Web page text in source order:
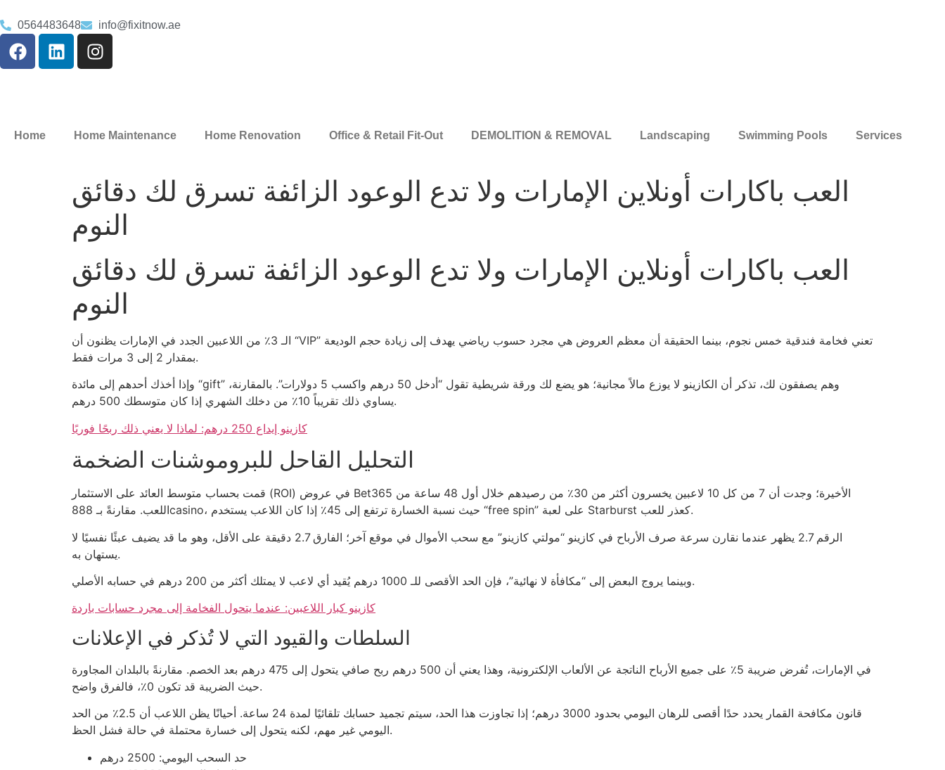
0564483648 info@fixitnow.ae
Home Home Maintenance Home Renovation Office & Retail Fit-Out DEMOLITION & REMOVAL Landscaping Swimming Pools Services
العب باكارات أونلاين الإمارات ولا تدع الوعود الزائفة تسرق لك دقائق
النوم
العب باكارات أونلاين الإمارات ولا تدع الوعود الزائفة تسرق لك دقائق
النوم
الـ 3٪ من اللاعبين الجدد في الإمارات يظنون أن “VIP” تعني فخامة فندقية خمس نجوم، بينما الحقيقة أن معظم العروض هي مجرد حسوب رياضي يهدف إلى زيادة حجم الوديعة
بمقدار 2 إلى 3 مرات فقط.
وإذا أخذك أحدهم إلى مائدة “gift” وهم يصفقون لك، تذكر أن الكازينو لا يوزع مالاً مجانية؛ هو يضع لك ورقة شريطية تقول “أدخل 50 درهم واكسب 5 دولارات”. بالمقارنة،
يساوي ذلك تقريباً 10٪ من دخلك الشهري إذا كان متوسطك 500 درهم.
كازينو إيداع 250 درهم: لماذا لا يعني ذلك ربحًا فوريًا
التحليل القاحل للبروموشنات الضخمة
قمت بحساب متوسط العائد على الاستثمار (ROI) في عروض Bet365 الأخيرة؛ وجدت أن 7 من كل 10 لاعبين يخسرون أكثر من 30٪ من رصيدهم خلال أول 48 ساعة من
اللعب. مقارنةً بـ 888casino، حيث نسبة الخسارة ترتفع إلى 45٪ إذا كان اللاعب يستخدم “free spin” على لعبة Starburst كعذر للعب.
الرقم 2.7 يظهر عندما نقارن سرعة صرف الأرباح في كازينو “مولتي كازينو” مع سحب الأموال في موقع آخر؛ الفارق 2.7 دقيقة على الأقل، وهو ما قد يضيف عبئًا نفسيًا لا
يستهان به.
وبينما يروج البعض إلى “مكافأة لا نهائية”، فإن الحد الأقصى للـ 1000 درهم يُقيد أي لاعب لا يمتلك أكثر من 200 درهم في حسابه الأصلي.
كازينو كبار اللاعبين: عندما يتحول الفخامة إلى مجرد حسابات باردة
السلطات والقيود التي لا تُذكر في الإعلانات
في الإمارات، تُفرض ضريبة 5٪ على جميع الأرباح الناتجة عن الألعاب الإلكترونية، وهذا يعني أن 500 درهم ربح صافي يتحول إلى 475 درهم بعد الخصم. مقارنةً بالبلدان المجاورة
حيث الضريبة قد تكون 0٪، فالفرق واضح.
قانون مكافحة القمار يحدد حدًا أقصى للرهان اليومي بحدود 3000 درهم؛ إذا تجاوزت هذا الحد، سيتم تجميد حسابك تلقائيًا لمدة 24 ساعة. أحيانًا يظن اللاعب أن 2.5٪ من الحد
اليومي غير مهم، لكنه يتحول إلى خسارة محتملة في حالة فشل الحظ.
حد السحب اليومي: 2500 درهم